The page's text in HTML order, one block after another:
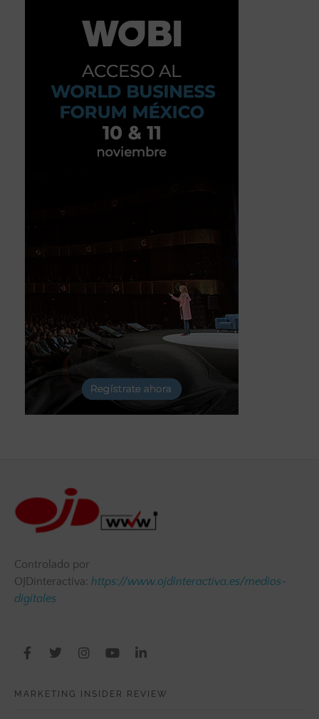
Controlado por
OJDinteractiva: https://www.ojdinteractiva.es/medios-
digitales
MARKETING INSIDER REVIEW